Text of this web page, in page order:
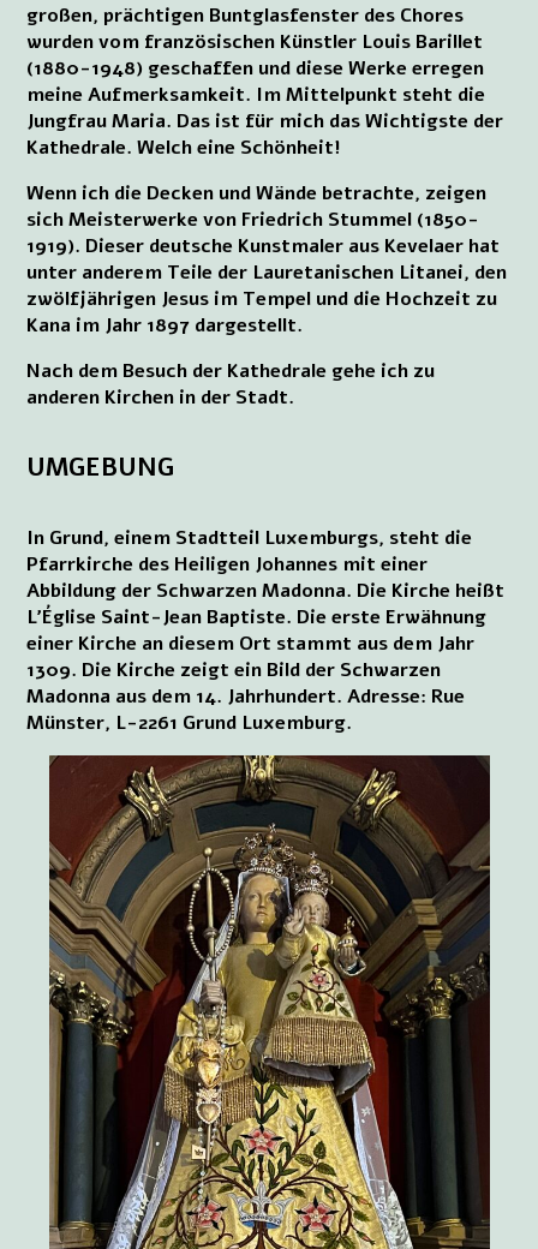
großen, prächtigen Buntglasfenster des Chores
wurden vom französischen Künstler Louis Barillet
(1880-1948) geschaffen und diese Werke erregen
meine Aufmerksamkeit. Im Mittelpunkt steht die
Jungfrau Maria. Das ist für mich das Wichtigste der
Kathedrale. Welch eine Schönheit!
Wenn ich die Decken und Wände betrachte, zeigen
sich Meisterwerke von Friedrich Stummel (1850-
1919). Dieser deutsche Kunstmaler aus Kevelaer hat
unter anderem Teile der Lauretanischen Litanei, den
zwölfjährigen Jesus im Tempel und die Hochzeit zu
Kana im Jahr 1897 dargestellt.
Nach dem Besuch der Kathedrale gehe ich zu
anderen Kirchen in der Stadt.
UMGEBUNG
In Grund, einem Stadtteil Luxemburgs, steht die
Pfarrkirche des Heiligen Johannes mit einer
Abbildung der Schwarzen Madonna. Die Kirche heißt
L’Église Saint-Jean Baptiste. Die erste Erwähnung
einer Kirche an diesem Ort stammt aus dem Jahr
1309. Die Kirche zeigt ein Bild der Schwarzen
Madonna aus dem 14. Jahrhundert. Adresse: Rue
Münster, L-2261 Grund Luxemburg.